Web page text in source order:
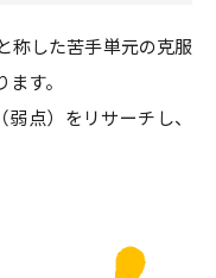
称した苦手単元の克服
す。
点）をリサーチし、